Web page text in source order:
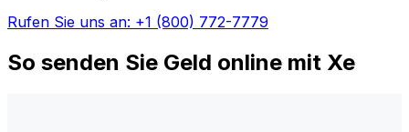
Rufen Sie uns an: +1 (800) 772-7779
So senden Sie Geld online mit Xe